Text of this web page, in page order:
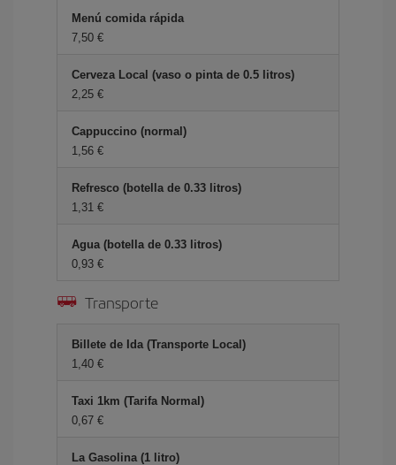
Menú comida rápida
7,50
Cerveza Local (vaso o pinta de 0.5 litros)
2,25
Cappuccino (normal)
1,56
Refresco (botella de 0.33 litros)
1,31
Agua (botella de 0.33 litros)
0,93
Transporte
Billete de Ida (Transporte Local)
1,40
Taxi 1km (Tarifa Normal)
0,67
La Gasolina (1 litro)